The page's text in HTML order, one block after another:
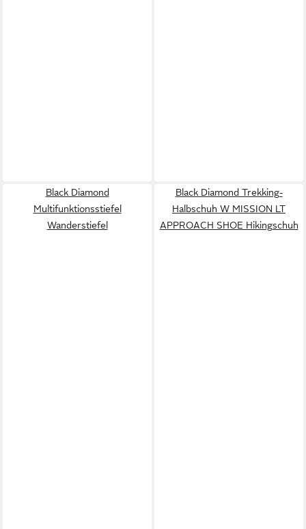
Black Diamond
Multifunktionsstiefel
Wanderstiefel
Black Diamond Trekking-
Halbschuh W MISSION LT
APPROACH SHOE Hikingschuh